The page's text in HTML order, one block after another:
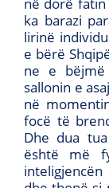
ka barazi
lirinë
e bërë
ne e
sallonin e
në
focë të
Dhe dua
është më